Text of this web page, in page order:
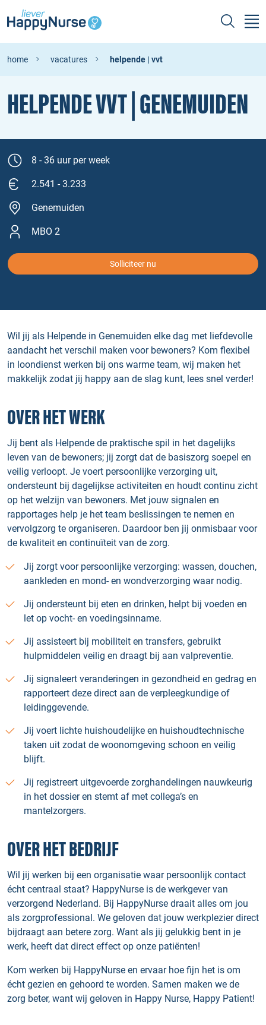
home vacatures helpende | vvt
HELPENDE VVT | GENEMUIDEN
8 - 36 uur per week
2.541 - 3.233
Genemuiden
MBO 2
Solliciteer nu
Wil jij als Helpende in Genemuiden elke dag met liefdevolle
aandacht het verschil maken voor bewoners? Kom flexibel
in loondienst werken bij ons warme team, wij maken het
makkelijk zodat jij happy aan de slag kunt, lees snel verder!
OVER HET WERK
Jij bent als Helpende de praktische spil in het dagelijks
leven van de bewoners; jij zorgt dat de basiszorg soepel en
veilig verloopt. Je voert persoonlijke verzorging uit,
ondersteunt bij dagelijkse activiteiten en houdt continu zicht
op het welzijn van bewoners. Met jouw signalen en
rapportages help je het team beslissingen te nemen en
vervolgzorg te organiseren. Daardoor ben jij onmisbaar voor
de kwaliteit en continuïteit van de zorg.
Jij zorgt voor persoonlijke verzorging: wassen, douchen,
aankleden en mond‑ en wondverzorging waar nodig.
Jij ondersteunt bij eten en drinken, helpt bij voeden en
let op vocht- en voedingsinname.
Jij assisteert bij mobiliteit en transfers, gebruikt
hulpmiddelen veilig en draagt bij aan valpreventie.
Jij signaleert veranderingen in gezondheid en gedrag en
rapporteert deze direct aan de verpleegkundige of
leidinggevende.
Jij voert lichte huishoudelijke en huishoudtechnische
taken uit zodat de woonomgeving schoon en veilig
blijft.
Jij registreert uitgevoerde zorghandelingen nauwkeurig
in het dossier en stemt af met collega’s en
mantelzorgers.
OVER HET BEDRIJF
Wil jij werken bij een organisatie waar persoonlijk contact
écht centraal staat? HappyNurse is de werkgever van
verzorgend Nederland. Bij HappyNurse draait alles om jou
als zorgprofessional. We geloven dat jouw werkplezier direct
bijdraagt aan betere zorg. Want als jij gelukkig bent in je
werk, heeft dat direct effect op onze patiënten!
Kom werken bij HappyNurse en ervaar hoe fijn het is om
écht gezien en gehoord te worden. Samen maken we de
zorg beter, want wij geloven in Happy Nurse, Happy Patient!